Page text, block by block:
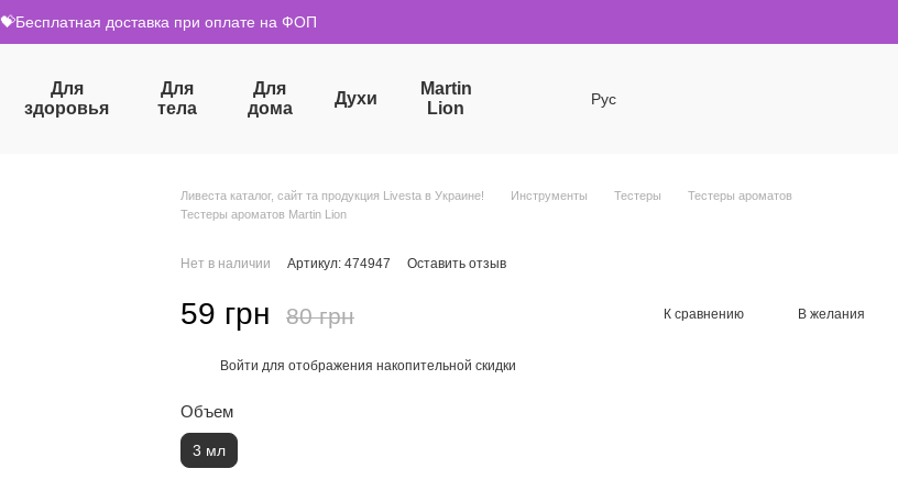
💝Бесплатная доставка при оплате на ФОП
Для
здоровья
Для
тела
Для
дома
Духи
Martin
Lion
Рус
Ливеста каталог, сайт та продукция Livesta в Украине! Инструменты Тестеры
Тестеры ароматов
Тестеры ароматов Martin Lion
Нет в наличии Артикул: 474947 Оставить отзыв
59 грн 80 грн К сравнению В желания
Войти для отображения накопительной скидки
Объем
3 мл